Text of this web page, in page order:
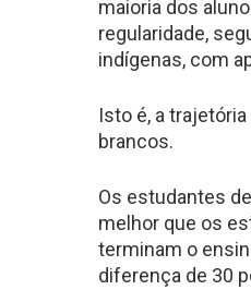
maioria dos
regularidade,
indígenas, com
Isto é, a
brancos.
Os estudantes
melhor que os
terminam o
diferença de 30